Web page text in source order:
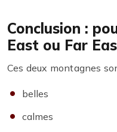
Conclusion :
East ou Far
Ces deux montagnes
belles
calmes